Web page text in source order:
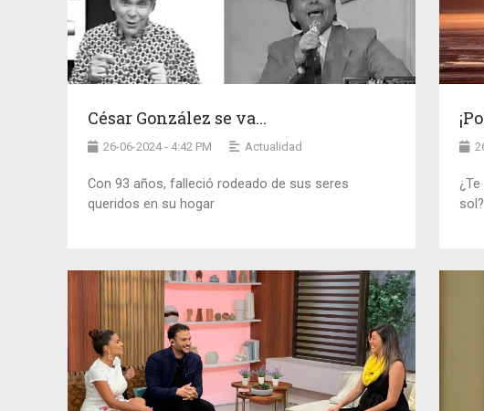
César González se va...
26-06-2024 - 4:42 PM Actualidad
Con 93 años, falleció rodeado de sus seres
queridos en su hogar